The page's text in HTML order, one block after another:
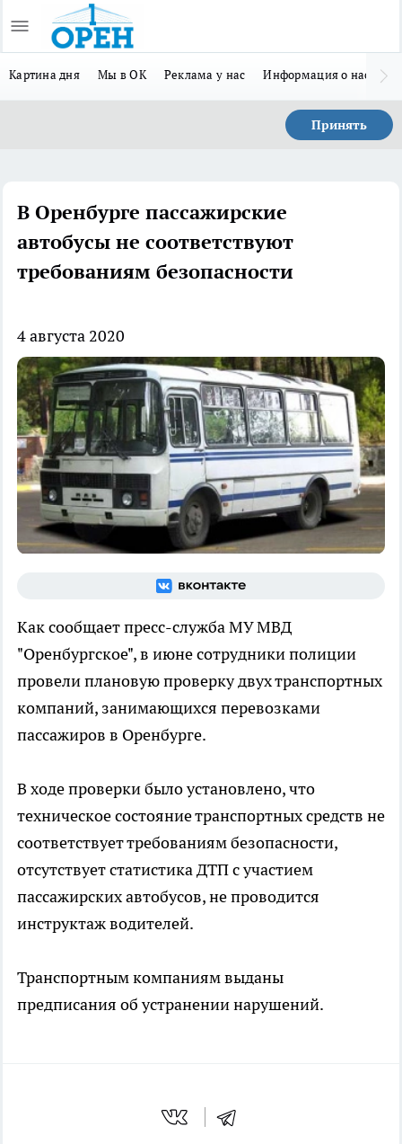
Картина дня Мы в ОК Реклама у нас Информация о нас
Принять
В Оренбурге пассажирские
автобусы не соответствуют
требованиям безопасности
4 августа 2020
Как сообщает пресс-служба МУ МВД
"Оренбургское", в июне сотрудники полиции
провели плановую проверку двух транспортных
компаний, занимающихся перевозками
пассажиров в Оренбурге.
В ходе проверки было установлено, что
техническое состояние транспортных средств не
соответствует требованиям безопасности,
отсутствует статистика ДТП с участием
пассажирских автобусов, не проводится
инструктаж водителей.
Транспортным компаниям выданы
предписания об устранении нарушений.